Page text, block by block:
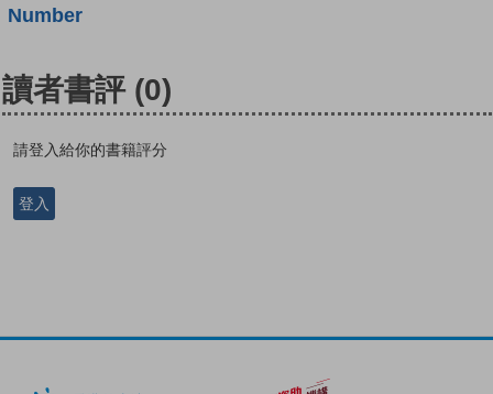
Number
讀者書評 (0)
請登入給你的書籍評分
登入